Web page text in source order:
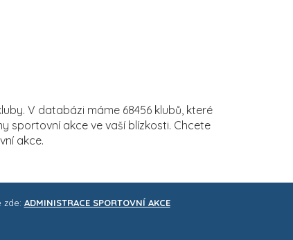
V databázi máme 68456 klubů, které
sportovní akce ve vaší blízkosti. Chcete
akce.
zde: ADMINISTRACE SPORTOVNÍ AKCE